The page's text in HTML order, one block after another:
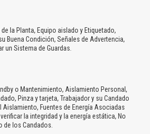
la Planta, Equipo aislado y Etiquetado,
Buena Condición, Señales de Advertencia,
un Sistema de Guardas.
o Mantenimiento, Aislamiento Personal,
Pinza y tarjeta, Trabajador y su Candado
Aislamiento, Fuentes de Energía Asociadas
la integridad y la energía estática, No
de los Candados.